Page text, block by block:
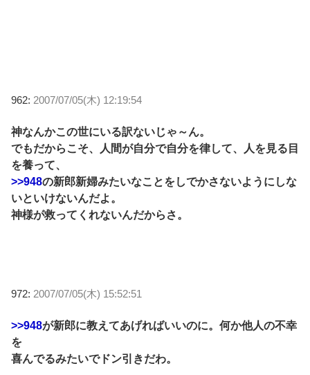
962: 2007/07/05(木) 12:19:54
神なんかこの世にいる訳ないじゃ～ん。
でもだからこそ、人間が自分で自分を律して、人を見る目
を養って、
>>948の新郎新婦みたいなことをしでかさないようにしな
いといけないんだよ。
神様が救ってくれないんだからさ。
972: 2007/07/05(木) 15:52:51
>>948が新郎に教えてあげればいいのに。何か他人の不幸
を
喜んでるみたいでドン引きだわ。